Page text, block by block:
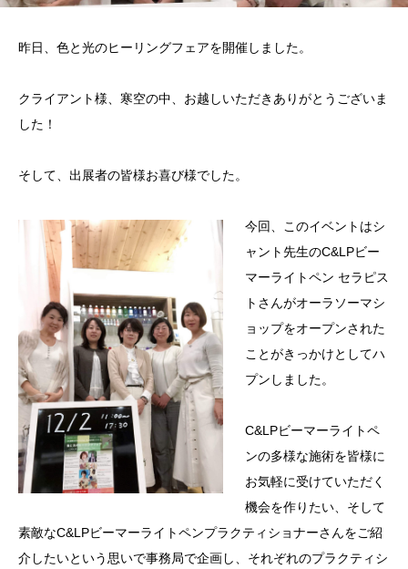
昨日、色と光のヒーリングフェアを開催しました。
クライアント様、寒空の中、お越しいただきありがとうございま
した！
そして、出展者の皆様お喜び様でした。
今回、このイベントはシ
ャント先生のC&LPビー
マーライトペン セラピス
トさんがオーラソーマシ
ョップをオープンされた
ことがきっかけとしてハ
プンしました。
C&LPビーマーライトペ
ンの多様な施術を皆様に
お気軽に受けていただく
機会を作りたい、そして
素敵なC&LPビーマーライトペンプラクティショナーさんをご紹
介したいという思いで事務局で企画し、それぞれのプラクティシ